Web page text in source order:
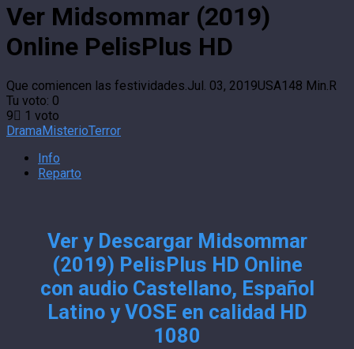
Ver Midsommar (2019)
Online PelisPlus HD
Que comiencen las festividades.Jul. 03, 2019USA148 Min.R
Tu voto: 0
9
1 voto
DramaMisterioTerror
Info
Reparto
Ver y Descargar Midsommar
(2019) PelisPlus HD Online
con audio Castellano, Español
Latino y VOSE en calidad HD
1080